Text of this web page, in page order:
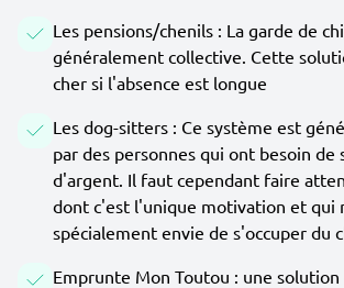
Les pensions/chenils : La garde de
généralement collective. Cette
cher si l'absence est longue
Les dog-sitters : Ce système est
par des personnes qui ont besoin de
d'argent. Il faut cependant faire
dont c'est l'unique motivation et qui
spécialement envie de s'occuper du
Emprunte Mon Toutou : une